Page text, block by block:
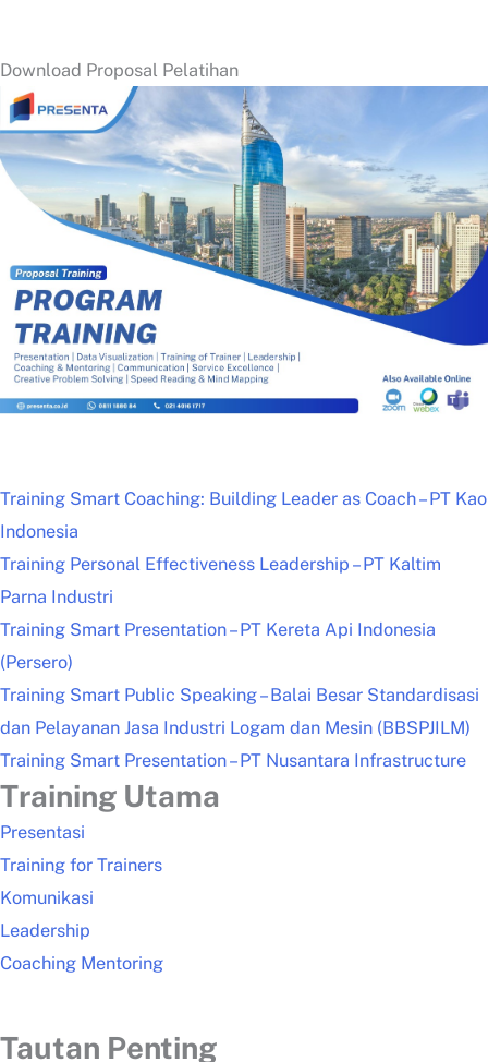
Download Proposal Pelatihan
Training Smart Coaching: Building Leader as Coach – PT Kao
Indonesia
Training Personal Effectiveness Leadership – PT Kaltim
Parna Industri
Training Smart Presentation – PT Kereta Api Indonesia
(Persero)
Training Smart Public Speaking – Balai Besar Standardisasi
dan Pelayanan Jasa Industri Logam dan Mesin (BBSPJILM)
Training Smart Presentation – PT Nusantara Infrastructure
Training Utama
Presentasi
Training for Trainers
Komunikasi
Leadership
Coaching Mentoring
Tautan Penting